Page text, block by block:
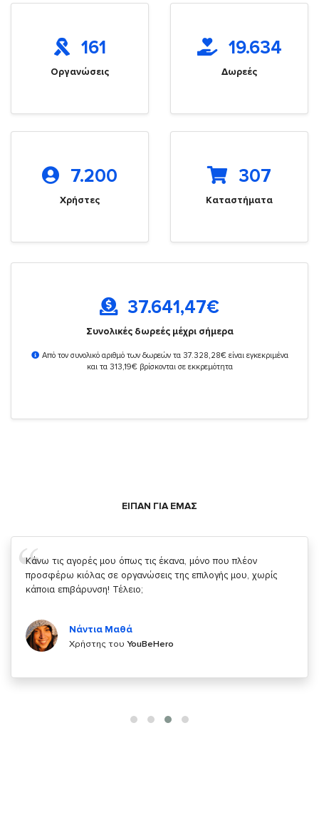
161
Οργανώσεις
19.634
Δωρεές
7.200
Χρήστες
307
Καταστήματα
37.641,47€
Συνολικές δωρεές μέχρι σήμερα
Από τον συνολικό αριθμό των δωρεών τα 37.328,28€ είναι εγκεκριμένα
και τα 313,19€ βρίσκονται σε εκκρεμότητα
ΕΙΠΑΝ ΓΙΑ ΕΜΑΣ
Σας ευχαριστώ που μας δίνετε την δυνατότητα να κάνουμε
κάτι!
Χρήστης τουYouBeHero